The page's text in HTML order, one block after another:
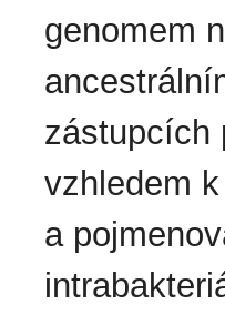
genomem
zástupcích
vzhledem
a